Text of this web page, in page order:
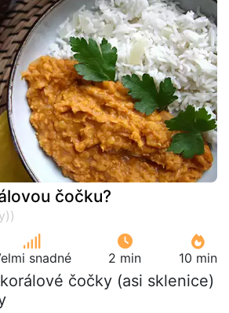
čočku?
snadné 2 min 10 min
čočky (asi sklenice)